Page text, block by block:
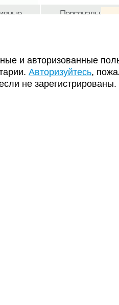
и авторизованные
Авторизуйтесь,
не зарегистрированы.